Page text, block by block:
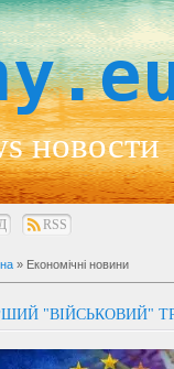
новости
RSS
» Економічні новини
"ВІЙСЬКОВИЙ"